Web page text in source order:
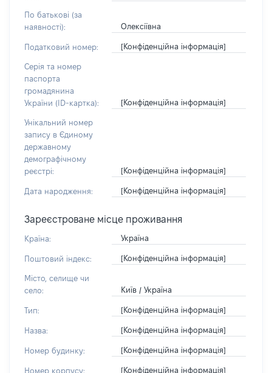
По батькові (за
наявності):
Олексіївна
Податковий номер: [Конфіденційна інформація]
Серія та номер
паспорта
громадянина
України (ID-картка):
[Конфіденційна інформація]
Унікальний номер
запису в Єдиному
державному
демографічному
реєстрі:
[Конфіденційна інформація]
Дата народження: [Конфіденційна інформація]
Зареєстроване місце проживання
Країна: Україна
Поштовий індекс: [Конфіденційна інформація]
Місто, селище чи
село:
Київ / Україна
Тип: [Конфіденційна інформація]
Назва: [Конфіденційна інформація]
Номер будинку: [Конфіденційна інформація]
Номер корпусу: [Конфіденційна інформація]